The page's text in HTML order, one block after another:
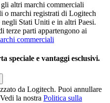
altri marchi commerciali
o marchi registrati di Logitech
Stati Uniti e in altri Paesi.
terze parti appartengono ai
commerciali
speciale e vantaggi esclusivi.
da Logitech. Puoi annullare
la nostra Politica sulla